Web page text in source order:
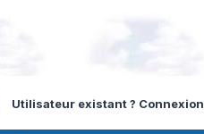
Utilisateur existant ? Connexion